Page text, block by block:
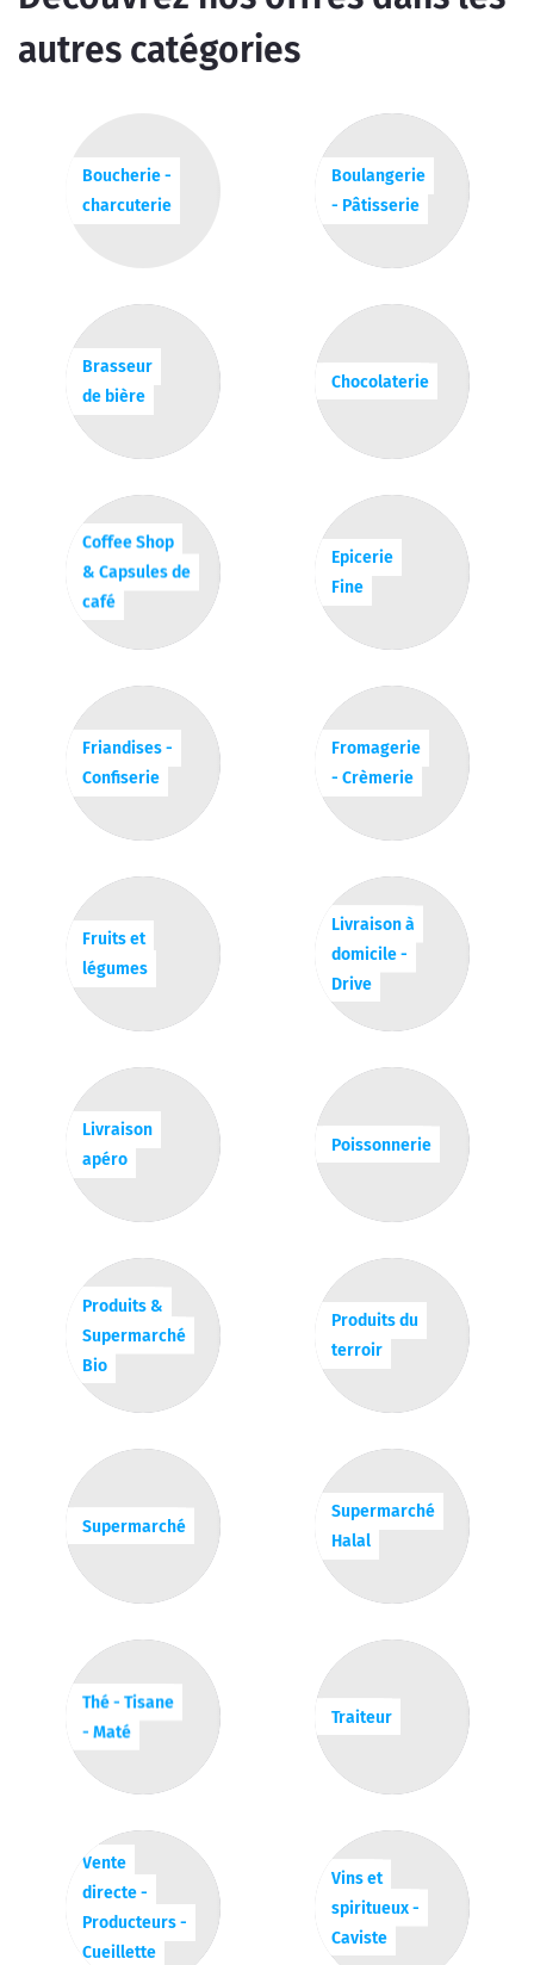
autres catégories
Boucherie -
charcuterie
Boulangerie
- Pâtisserie
Brasseur
de bière
Chocolaterie
Coffee Shop
& Capsules de
café
Epicerie
Fine
Friandises -
Confiserie
Fromagerie
- Crèmerie
Fruits et
légumes
Livraison à
domicile -
Drive
Livraison
apéro
Poissonnerie
Produits &
Supermarché
Bio
Produits du
terroir
Supermarché
Supermarché
Halal
Thé - Tisane
- Maté
Traiteur
Vente
directe -
Producteurs -
Cueillette
Vins et
spiritueux -
Caviste